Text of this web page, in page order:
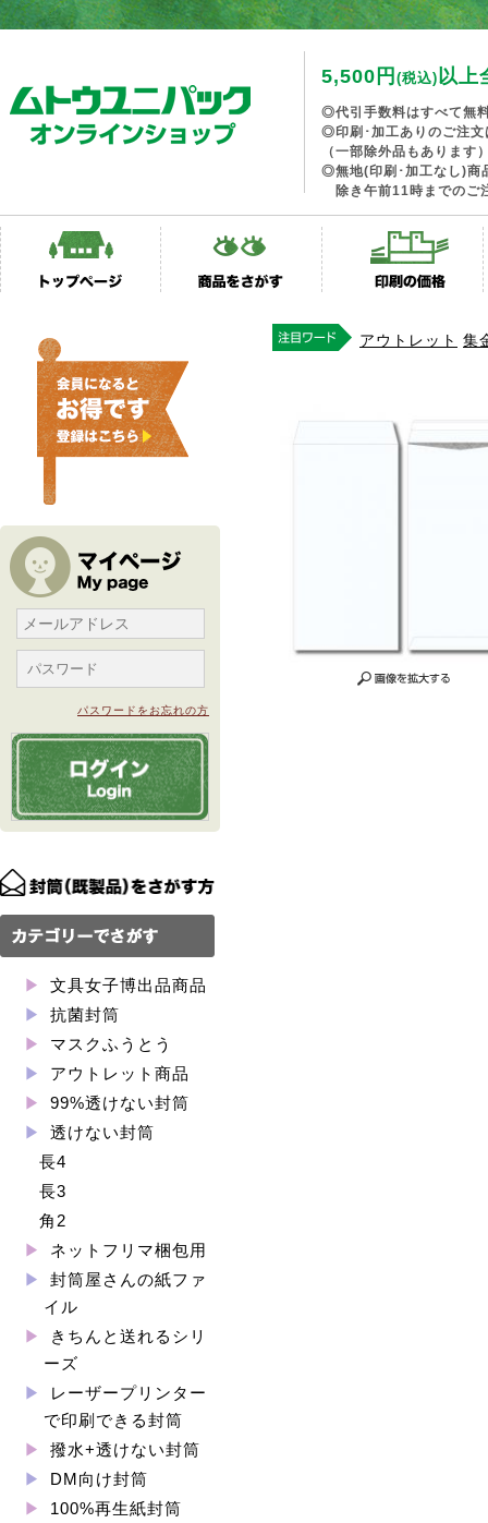
5,500円 (税込)以上
◎代引手数料はすべて無
◎印刷･加工ありのご注文
（一部除外品もあります
◎無地(印刷･加工なし)商
除き午前11時までのご
パスワードをお忘れの方
文具女子博出品商品
抗菌封筒
マスクふうとう
アウトレット商品
99%透けない封筒
透けない封筒
長4
長3
角2
ネットフリマ梱包用
封筒屋さんの紙ファ
イル
きちんと送れるシリ
ーズ
レーザープリンター
で印刷できる封筒
撥水+透けない封筒
DM向け封筒
100%再生紙封筒
アウトレット 集